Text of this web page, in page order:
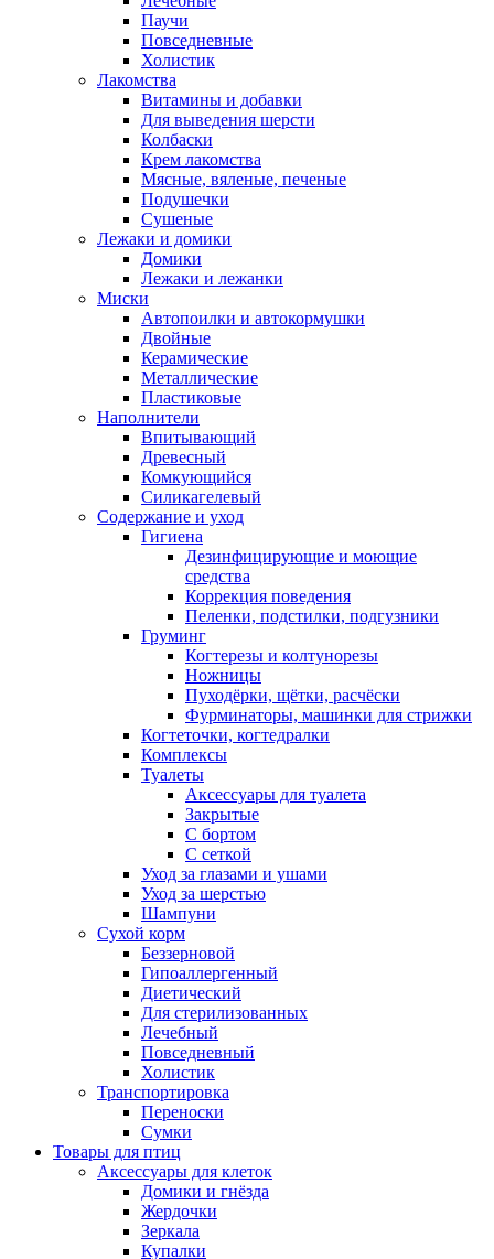
Паучи
Повседневные
Холистик
Лакомства
Витамины и добавки
Для выведения шерсти
Колбаски
Крем лакомства
Мясные, вяленые, печеные
Подушечки
Сушеные
Лежаки и домики
Домики
Лежаки и лежанки
Миски
Автопоилки и автокормушки
Двойные
Керамические
Металлические
Пластиковые
Наполнители
Впитывающий
Древесный
Комкующийся
Силикагелевый
Содержание и уход
Гигиена
Дезинфицирующие и моющие
средства
Коррекция поведения
Пеленки, подстилки, подгузники
Груминг
Когтерезы и колтунорезы
Ножницы
Пуходёрки, щётки, расчёски
Фурминаторы, машинки для стрижки
Когтеточки, когтедралки
Комплексы
Туалеты
Аксессуары для туалета
Закрытые
С бортом
С сеткой
Уход за глазами и ушами
Уход за шерстью
Шампуни
Сухой корм
Беззерновой
Гипоаллергенный
Диетический
Для стерилизованных
Лечебный
Повседневный
Холистик
Транспортировка
Переноски
Сумки
Товары для птиц
Аксессуары для клеток
Домики и гнёзда
Жердочки
Зеркала
Купалки